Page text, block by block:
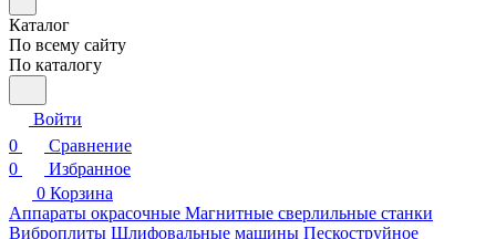
Каталог
По всему сайту
По каталогу
Войти
0
Сравнение
0
Избранное
0 Корзина
Аппараты окрасочные Магнитные сверлильные станки
Виброплиты Шлифовальные машины Пескоструйное